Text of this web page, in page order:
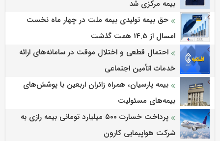
بیمه مركزی شد
حق بیمه تولیدی بیمه ملت در چهار ماه نخست
امسال از 14.5 همت گذشت
احتمال قطعی و اختلال موقت در سامانه‌های ارائه
خدمات اتأمین اجتماعی
بیمه پارسیان، همراه زائران اربعین با پوشش‌های
بیمه‌های مسئولیت
پرداخت خسارت ۵۰۰ میلیارد تومانی بیمه رازی به
شرکت هواپیمایی کارون